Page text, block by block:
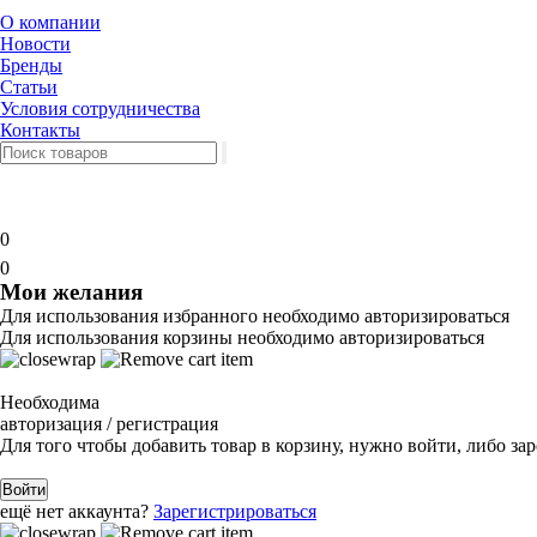
О компании
Новости
Бренды
Статьи
Условия сотрудничества
Контакты
0
0
Мои желания
Для использования избранного необходимо авторизироваться
Для использования корзины необходимо авторизироваться
Необходима
авторизация / регистрация
Для того чтобы добавить товар в корзину, нужно войти, либо
Войти
ещё нет аккаунта? Зарегистрироваться